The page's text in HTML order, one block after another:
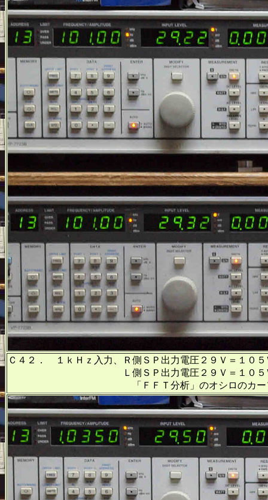
Ｃ４２． １ｋＨｚ入力、Ｒ側ＳＰ出力電圧２９Ｖ＝１０
Ｌ側ＳＰ出力電圧２９Ｖ＝１０５Ｗ出力
「ＦＦＴ分析」のオシロのカーソル周波数